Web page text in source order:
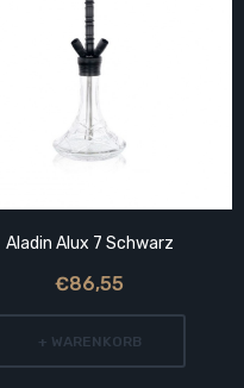
Aladin Alux 7 Schwarz
€86,55
+ WARENKORB